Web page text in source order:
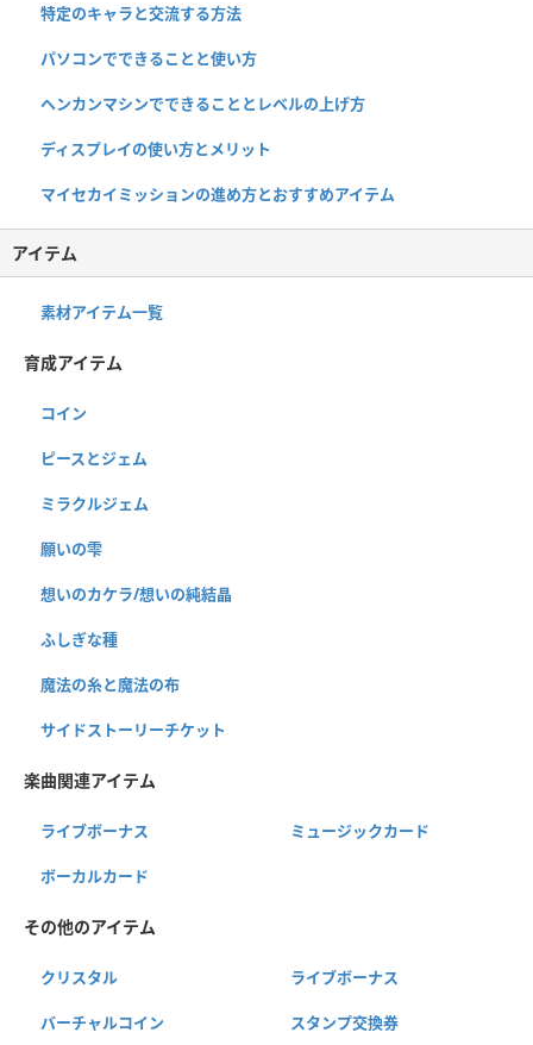
特定のキャラと交流する方法
パソコンでできることと使い方
ヘンカンマシンでできることとレベルの上げ方
ディスプレイの使い方とメリット
マイセカイミッションの進め方とおすすめアイテム
アイテム
素材アイテム一覧
育成アイテム
コイン
ピースとジェム
ミラクルジェム
願いの雫
想いのカケラ/想いの純結晶
ふしぎな種
魔法の糸と魔法の布
サイドストーリーチケット
楽曲関連アイテム
ライブボーナス ミュージックカード
ボーカルカード
その他のアイテム
クリスタル ライブボーナス
バーチャルコイン スタンプ交換券